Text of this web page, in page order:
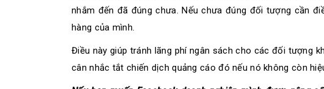
nhắm đến đã đúng chưa. Nếu chưa đúng đối tượng cần
hàng của mình.
Điều này giúp tránh lãng phí ngân sách cho các đối tượng
cân nhắc tắt chiến dịch quảng cáo đó nếu nó không còn